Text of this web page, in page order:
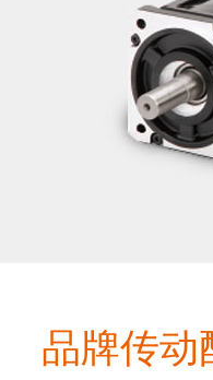
品牌传动